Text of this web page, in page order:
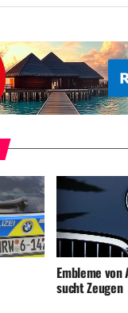
Embleme
sucht Zeugen